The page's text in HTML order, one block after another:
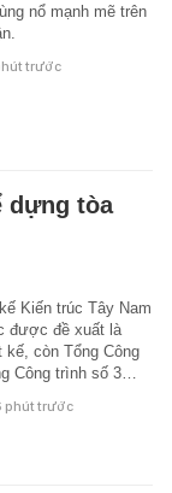
nổ mạnh mẽ trên
trước
dựng tòa
Kiến trúc Tây Nam
được đề xuất là
kế, còn Tổng Công
Công trình số 3…
phút trước